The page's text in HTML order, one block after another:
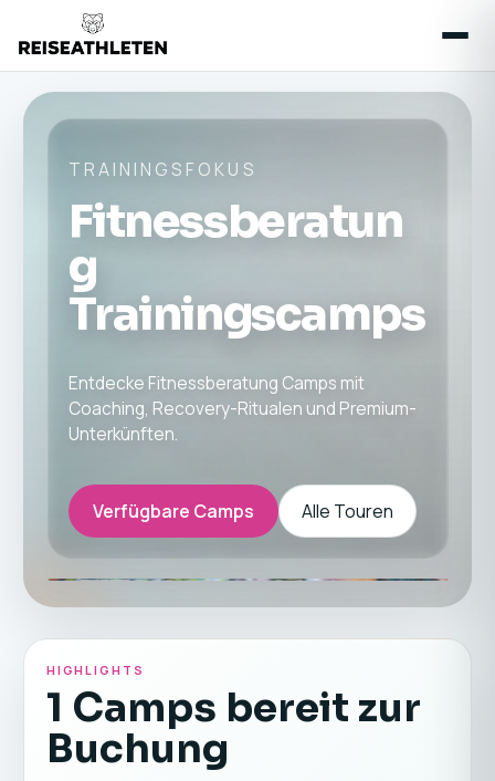
TRAININGSFOKUS
Fitnessberatun
g
Trainingscamps
Entdecke Fitnessberatung Camps mit
Coaching, Recovery-Ritualen und Premium-
Unterkünften.
Verfügbare Camps Alle Touren
HIGHLIGHTS
1 Camps bereit zur
Buchung